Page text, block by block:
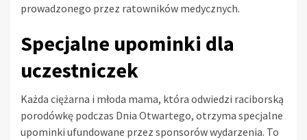
prowadzonego przez ratowników medycznych.
Specjalne upominki dla
uczestniczek
Każda ciężarna i młoda mama, która odwiedzi raciborską
porodówkę podczas Dnia Otwartego, otrzyma specjalne
upominki ufundowane przez sponsorów wydarzenia. To